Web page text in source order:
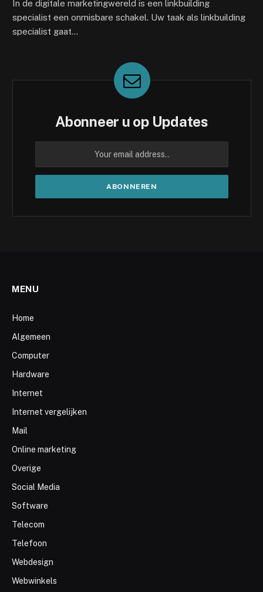
In de digitale marketingwereld is een linkbuilding
specialist een onmisbare schakel. Uw taak als linkbuilding
specialist gaat…
Abonneer u op Updates
MENU
Home
Algemeen
Computer
Hardware
Internet
Internet vergelijken
Mail
Online marketing
Overige
Social Media
Software
Telecom
Telefoon
Webdesign
Webwinkels